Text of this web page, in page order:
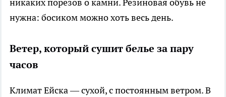
никаких порезов о камни. Резиновая обувь не
нужна: босиком можно хоть весь день.
Ветер, который сушит белье за пару
часов
Климат Ейска — сухой, с постоянным ветром. В